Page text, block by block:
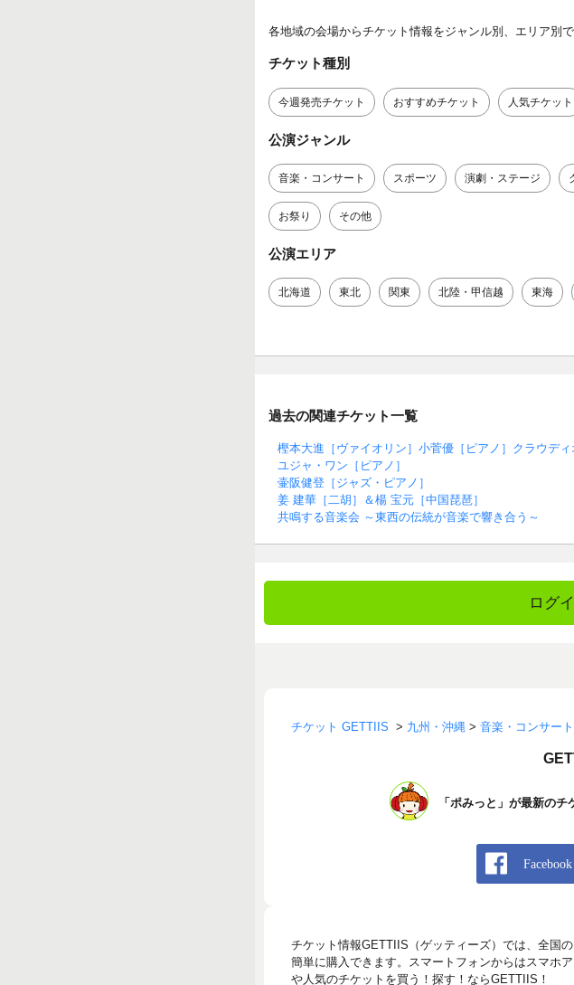
各地域の会場からチケット情報をジャンル別、エリア別
チケット種別
今週発売チケット おすすめチケット 人気チケット
公演ジャンル
音楽・コンサート スポーツ 演劇・ステージ
お祭り その他
公演エリア
北海道 東北 関東 北陸・甲信越 東海
過去の関連チケット一覧
樫本大進［ヴァイオリン］小菅優［ピアノ］クラウディ
ユジャ・ワン［ピアノ］
壷阪健登［ジャズ・ピアノ］
姜 建華［二胡］＆楊 宝元［中国琵琶］
共鳴する音楽会 ～東西の伝統が音楽で響き合う～
ログ
チケット GETTIIS > 九州・沖縄 > 音楽・コンサート
「ポみっと」が最新の
チケット情報GETTIIS（ゲッティーズ）では、全国
簡単に購入できます。スマートフォンからはスマホ
や人気のチケットを買う！探す！ならGETTIIS！